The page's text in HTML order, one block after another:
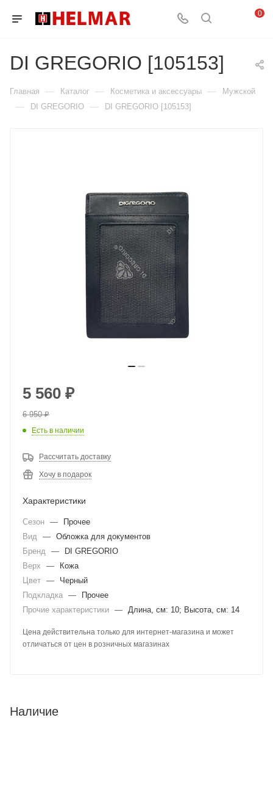
0
DI GREGORIO [105153]
Главная — Каталог — Косметика и аксессуары — Мужской
— DI GREGORIO — DI GREGORIO [105153]
5 560 ₽
6 950₽
Есть в наличии
Рассчитать доставку
Хочу в подарок
Характеристики
Сезон —
Прочее
Вид
— Обложка для документов
Бренд
—
DI GREGORIO
Верх
—
Кожа
Цвет —
Черный
Подкладка —
Прочее
Прочие характеристики — Длина, см: 10; Высота, см: 14
Цена действительна только для интернет-магазина и может
отличаться от цен в розничных магазинах
Наличие